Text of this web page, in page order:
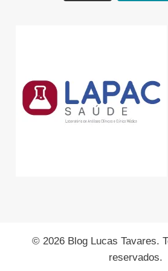
© 2026 Blog Lucas Tavares.
reservados.